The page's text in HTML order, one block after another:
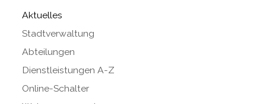
Aktuelles
Stadtverwaltung
Abteilungen
Dienstleistungen A-Z
Online-Schalter